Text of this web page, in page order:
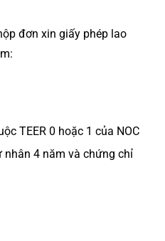
đơn xin giấy phép lao
TEER 0 hoặc 1 của NOC
nhân 4 năm và chứng chỉ